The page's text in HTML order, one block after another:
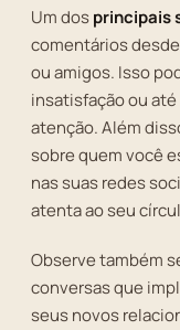
Um dosprincipais
comentários
ou amigos. Isso
insatisfação ou
atenção. Além
sobre quem você
nas suas redes
atenta ao seu
Observe também
conversas que
seus novos